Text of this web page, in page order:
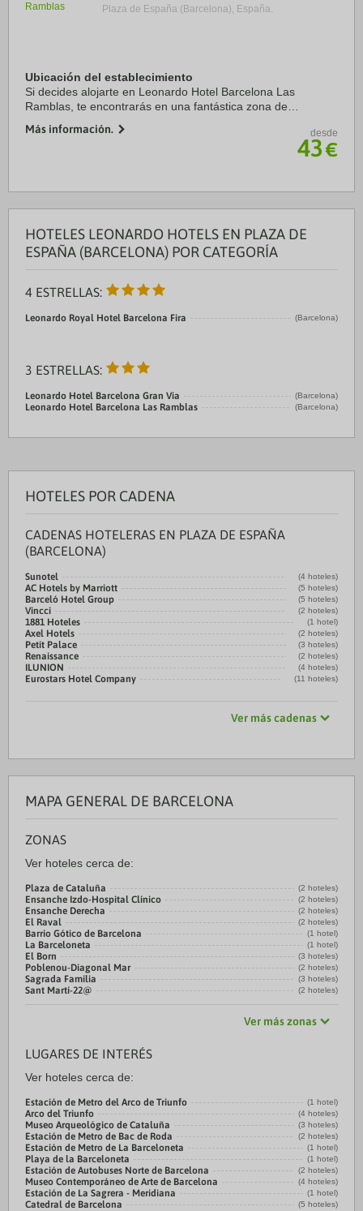
Plaza de España (Barcelona), España.
Ubicación del establecimiento
Si decides alojarte en Leonardo Hotel Barcelona Las
Ramblas, te encontrarás en una fantástica zona de
de La Rambla y Mercado de la Boquería. ...
Más información. desde
43€
HOTELES LEONARDO HOTELS EN PLAZA DE
ESPAÑA (BARCELONA) POR CATEGORÍA
4 ESTRELLAS:
Leonardo Royal Hotel Barcelona Fira (Barcelona)
3 ESTRELLAS:
Leonardo Hotel Barcelona Gran Via (Barcelona)
Leonardo Hotel Barcelona Las Ramblas (Barcelona)
HOTELES POR CADENA
CADENAS HOTELERAS EN PLAZA DE ESPAÑA
(BARCELONA)
Sunotel (4 hoteles)
AC Hotels by Marriott (5 hoteles)
Barceló Hotel Group (5 hoteles)
Vincci (2 hoteles)
1881 Hoteles (1 hotel)
Axel Hotels (2 hoteles)
Petit Palace (3 hoteles)
Renaissance (2 hoteles)
ILUNION (4 hoteles)
Eurostars Hotel Company (11 hoteles)
Ver más cadenas
MAPA GENERAL DE BARCELONA
ZONAS
Ver hoteles cerca de:
Plaza de Cataluña (2 hoteles)
Ensanche Izdo-Hospital Clínico (2 hoteles)
Ensanche Derecha (2 hoteles)
El Raval (2 hoteles)
Barrio Gótico de Barcelona (1 hotel)
La Barceloneta (1 hotel)
El Born (3 hoteles)
Poblenou-Diagonal Mar (2 hoteles)
Sagrada Familia (3 hoteles)
Sant Martí-22@ (2 hoteles)
Ver más zonas
LUGARES DE INTERÉS
Ver hoteles cerca de:
Estación de Metro del Arco de Triunfo (1 hotel)
Arco del Triunfo (4 hoteles)
Museo Arqueológico de Cataluña (3 hoteles)
Estación de Metro de Bac de Roda (2 hoteles)
Estación de Metro de La Barceloneta (1 hotel)
Playa de la Barceloneta (1 hotel)
Estación de Autobuses Norte de Barcelona (2 hoteles)
Museo Contemporáneo de Arte de Barcelona (4 hoteles)
Estación de La Sagrera - Meridiana (1 hotel)
Catedral de Barcelona (5 hoteles)